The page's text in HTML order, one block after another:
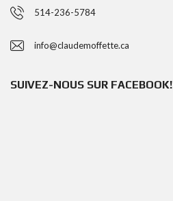
514-236-5784
info@claudemoffette.ca
SUIVEZ-NOUS SUR FACEBOOK!